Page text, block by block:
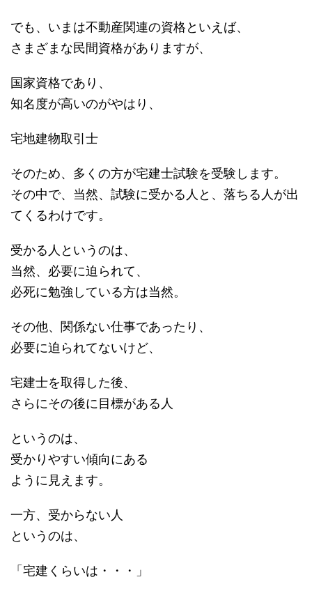
でも、いまは不動産関連の資格といえば、
さまざまな民間資格がありますが、
国家資格であり、
知名度が高いのがやはり、
宅地建物取引士
そのため、多くの方が宅建士試験を受験します。
その中で、当然、試験に受かる人と、落ちる人が出
てくるわけです。
受かる人というのは、
当然、必要に迫られて、
必死に勉強している方は当然。
その他、関係ない仕事であったり、
必要に迫られてないけど、
宅建士を取得した後、
さらにその後に目標がある人
というのは、
受かりやすい傾向にある
ように見えます。
一方、受からない人
というのは、
「宅建くらいは・・・」